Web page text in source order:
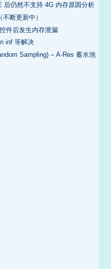
后仍然不支持 4G 内存原因分析
断更新中）
件后发生内存泄漏
inf 等解决
Sampling) – A-Res 蓄水池